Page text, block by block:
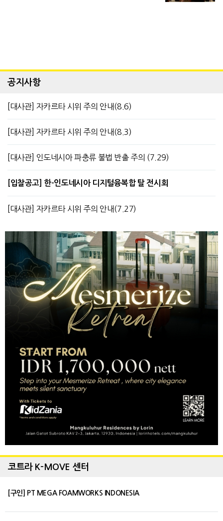
공지사항
[대사관] 자카르타 시위 주의 안내(8.6)
[대사관] 자카르타 시위 주의 안내(8.3)
[대사관] 인도네시아 파충류 불법 반출 주의 (7.29)
[입찰공고] 한-인도네시아 디지털융복합 탈 전시회
[대사관] 자카르타 시위 주의 안내(7.27)
코트라 K-MOVE 센터
[구인] PT MEGA FOAMWORKS INDONESIA